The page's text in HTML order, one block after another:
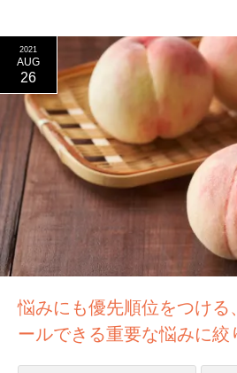
2021
AUG
26
悩みにも優先順位をつける
ールできる重要な悩みに絞